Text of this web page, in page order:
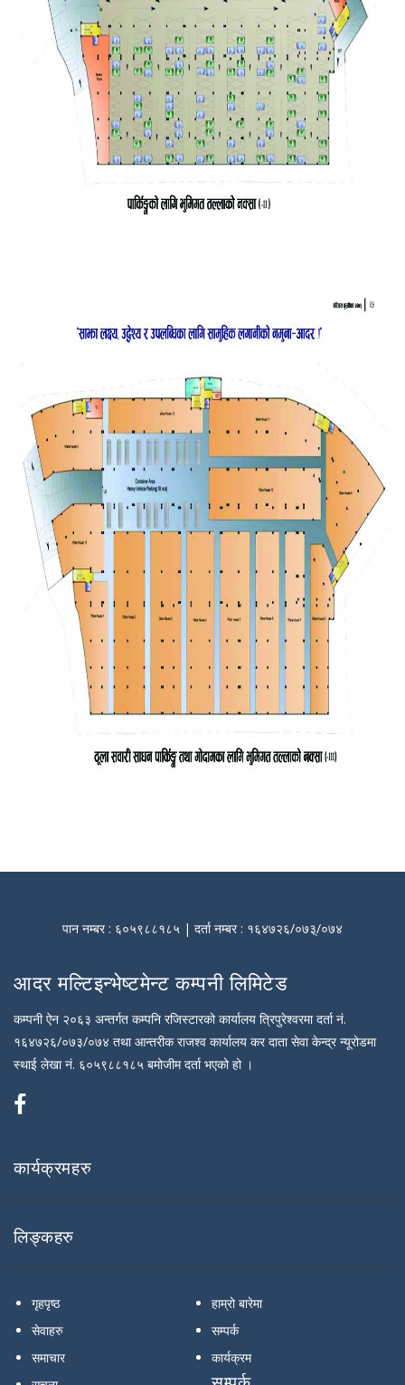
पान नम्बर : ६०५९८८१८५ | दर्ता नम्बर : १६४७२६/०७३्/०७४
आदर मल्टिइन्भेष्टमेन्ट कम्पनी लिमिटेड
कम्पनी ऐन २०६३ अन्तर्गत कम्पनि रजिस्टारको कार्यालय त्रिपुरेश्वरमा दर्ता नं.
१६४७२६/०७३/०७४ तथा आन्तरीक राजश्व कार्यालय कर दाता सेवा केन्द्र न्यूरोडमा
स्थाई लेखा नं. ६०५९८८१८५ बमोजीम दर्ता भएको हो ।
कार्यक्रमहरु
लिङ्कहरु
गृहपृष्ठ
हाम्रो बारेमा
सेवाहरु
सम्पर्क
समाचार
कार्यक्रम